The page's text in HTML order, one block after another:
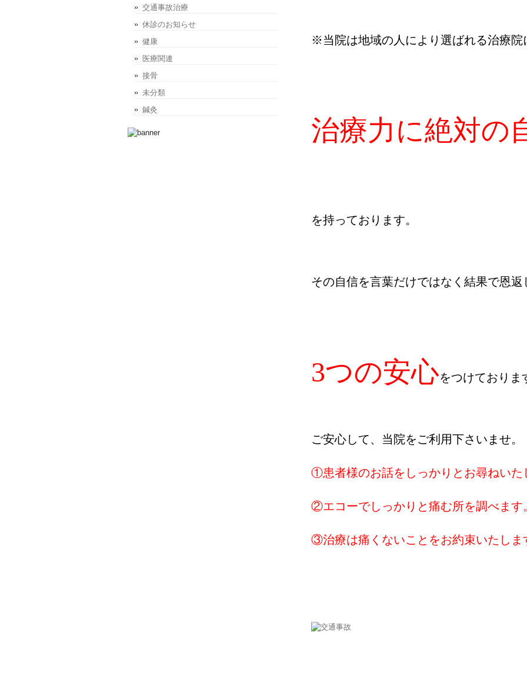
※当院は地域の人により選ばれる治療院
治療力に絶対の
を持っております。
その自信を言葉だけではなく結果で恩返
3つの安心をつけておりま
ご安心して、当院をご利用下さいませ。
①患者様のお話をしっかりとお尋ねいた
②エコーでしっかりと痛む所を調べます
③治療は痛くないことをお約束いたしま
交通事故治療
休診のお知らせ
健康
医療関連
接骨
未分類
鍼灸